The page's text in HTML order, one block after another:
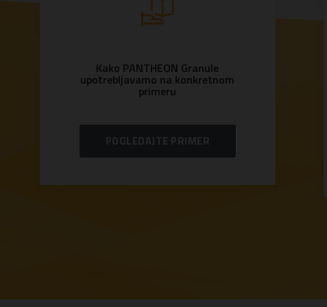
Kako PANTHEON Granule
upotrebljavamo na konkretnom
primeru
POGLEDAJTE PRIMER